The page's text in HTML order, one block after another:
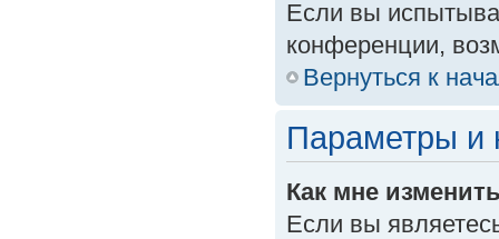
Если вы
конференции,
Вернуться к
Параметры и
Как мне
Если вы